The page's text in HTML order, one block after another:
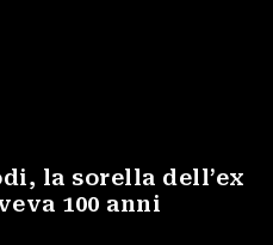
la sorella dell’ex
100 anni